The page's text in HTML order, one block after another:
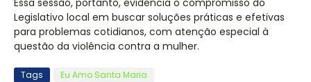
Essa sessão, portanto, evidencia o compromisso do
Legislativo local em buscar soluções práticas e efetivas
para problemas cotidianos, com atenção especial à
questão da violência contra a mulher.
Tags Eu Amo Santa Maria